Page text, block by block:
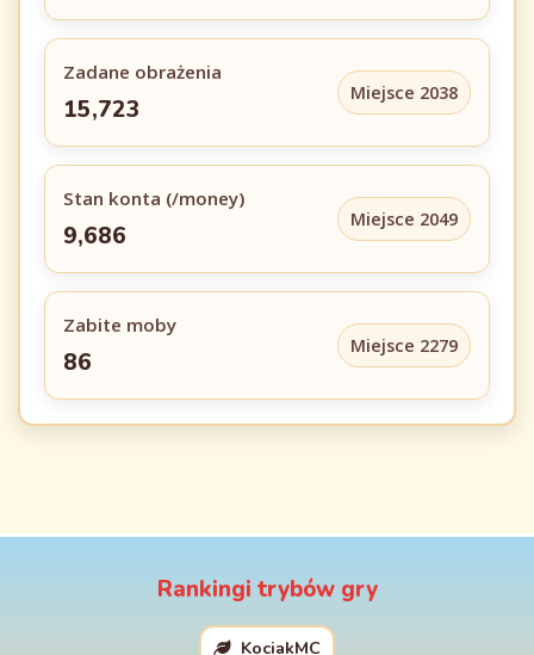
Zadane obrażenia
15,723
Miejsce 2038
Stan konta (/money)
9,686
Miejsce 2049
Zabite moby
86
Miejsce 2279
Rankingi trybów gry
KociakMC